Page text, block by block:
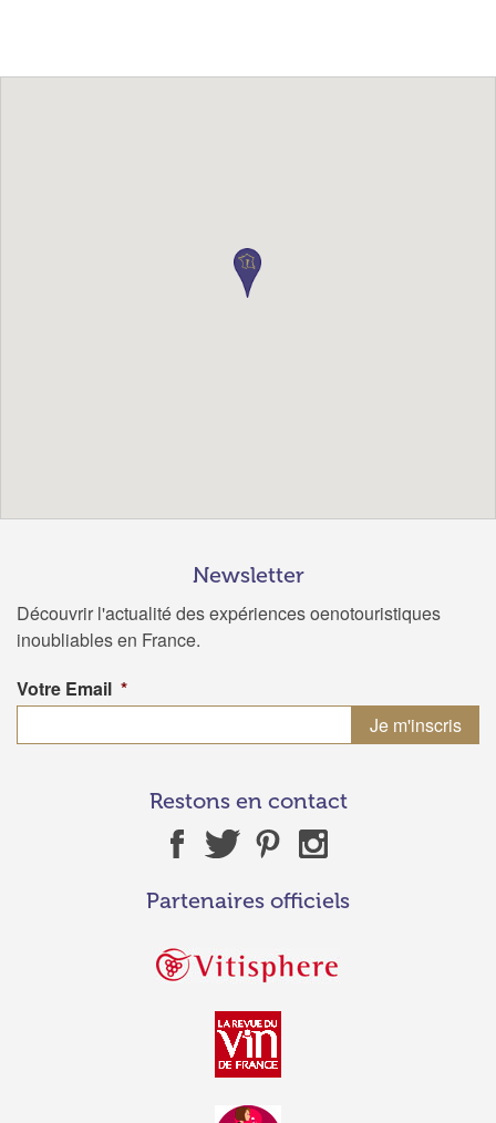
Newsletter
Découvrir l'actualité des expériences oenotouristiques
inoubliables en France.
Votre Email *
Restons en contact
Partenaires officiels